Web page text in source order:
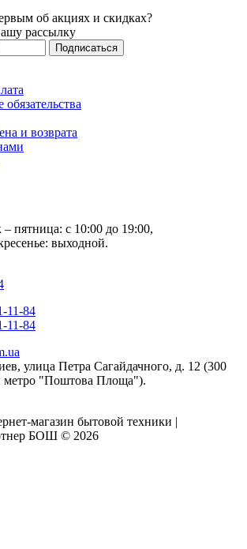
об акциях и скидках?
рассылку
Подписаться
и возврата
– пятница: с 10:00 до 19:00,
выходной.
11-84
11-84
улица Петра Сагайдачного, д. 12 (300
метро "Поштова Площа").
магазин бытовой техники |
БОШ © 2026